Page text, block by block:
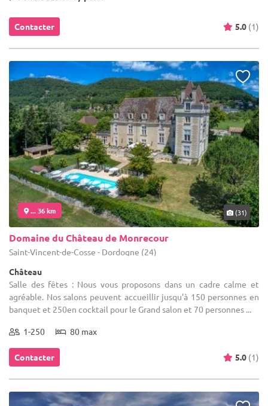
Contacter 5.0 (1)
... 36 km (31)
Domaine du Château de Monrecour
Saint-Vincent-de-Cosse - Dordogne (24)
Château
Salle des fêtes : Nous vous proposons dans un cadre calme et
agréable. Nos salons peuvent accueillir jusqu'à 150 personnes en
banquet et 250en cocktail pour le Grand salon et 70 personnes ...
1-250 80 max
Contacter 5.0 (1)